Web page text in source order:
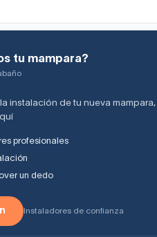
tu mampara?
instalación de tu nueva
profesionales
un dedo
Instaladores de confianza